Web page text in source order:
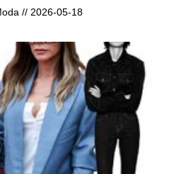
// 2026-05-18